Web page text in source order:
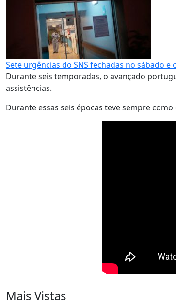
Sete urgências do SNS fechadas no sábado
Durante seis temporadas, o avançado
assistências.
Durante essas seis épocas teve sempre
Mais Vistas